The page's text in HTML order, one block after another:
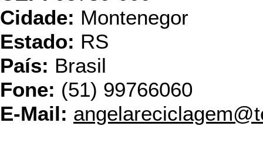
Cidade: Montenegor
Estado: RS
País: Brasil
Fone: (51) 99766060
E-Mail: